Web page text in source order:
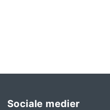
Sociale medier